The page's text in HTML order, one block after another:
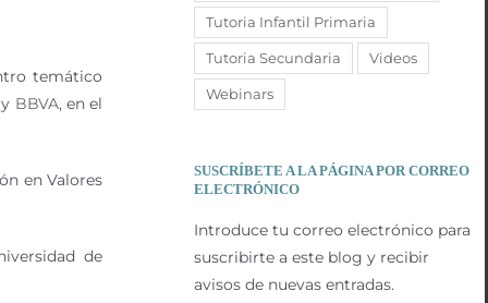
temático
y BBVA, en el
en Valores
de
Tutoria Infantil Primaria
Tutoria Secundaria Videos
Webinars
SUSCRÍBETE A LA PÁGINA POR CORREO
ELECTRÓNICO
Introduce tu correo electrónico para
suscribirte a este blog y recibir
avisos de nuevas entradas.